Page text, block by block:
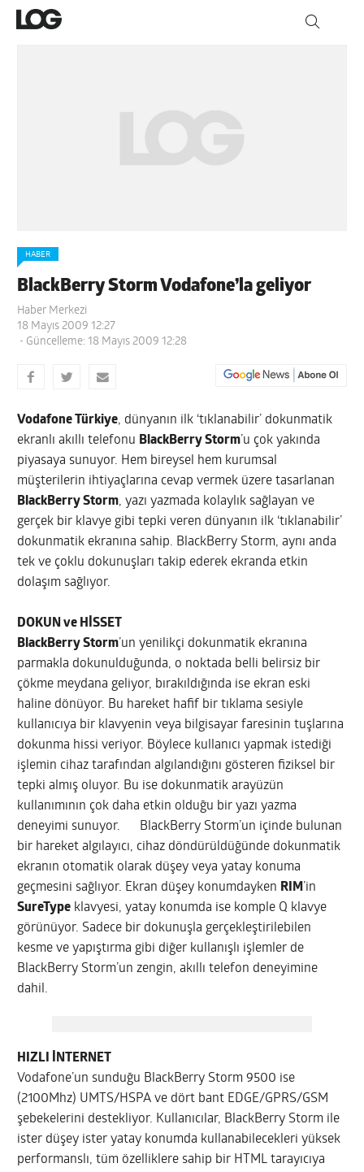
HABER
BlackBerry Storm Vodafone’la geliyor
Haber Merkezi
18 Mayıs 2009 12:27
- Güncelleme: 18 Mayıs 2009 12:28
Vodafone Türkiye, dünyanın ilk ‘tıklanabilir’ dokunmatik
ekranlı akıllı telefonu BlackBerry Storm’u çok yakında
piyasaya sunuyor. Hem bireysel hem kurumsal
müşterilerin ihtiyaçlarına cevap vermek üzere tasarlanan
BlackBerry Storm, yazı yazmada kolaylık sağlayan ve
gerçek bir klavye gibi tepki veren dünyanın ilk ‘tıklanabilir’
dokunmatik ekranına sahip. BlackBerry Storm, aynı anda
tek ve çoklu dokunuşları takip ederek ekranda etkin
dolaşım sağlıyor.
DOKUN ve HİSSET
BlackBerry Storm’un yenilikçi dokunmatik ekranına
parmakla dokunulduğunda, o noktada belli belirsiz bir
çökme meydana geliyor, bırakıldığında ise ekran eski
haline dönüyor. Bu hareket hafif bir tıklama sesiyle
kullanıcıya bir klavyenin veya bilgisayar faresinin tuşlarına
dokunma hissi veriyor. Böylece kullanıcı yapmak istediği
işlemin cihaz tarafından algılandığını gösteren fiziksel bir
tepki almış oluyor. Bu ise dokunmatik arayüzün
kullanımının çok daha etkin olduğu bir yazı yazma
deneyimi sunuyor. BlackBerry Storm’un içinde bulunan
bir hareket algılayıcı, cihaz döndürüldüğünde dokunmatik
ekranın otomatik olarak düşey veya yatay konuma
geçmesini sağlıyor. Ekran düşey konumdayken RIM ’in
SureType klavyesi, yatay konumda ise komple Q klavye
görünüyor. Sadece bir dokunuşla gerçekleştirilebilen
kesme ve yapıştırma gibi diğer kullanışlı işlemler de
BlackBerry Storm’un zengin, akıllı telefon deneyimine
dahil.
HIZLI İNTERNET
Vodafone’un sunduğu BlackBerry Storm 9500 ise
(2100Mhz) UMTS/HSPA ve dört bant EDGE/GPRS/GSM
şebekelerini destekliyor. Kullanıcılar, BlackBerry Storm ile
ister düşey ister yatay konumda kullanabilecekleri yüksek
performanslı, tüm özelliklere sahip bir HTML tarayıcıya